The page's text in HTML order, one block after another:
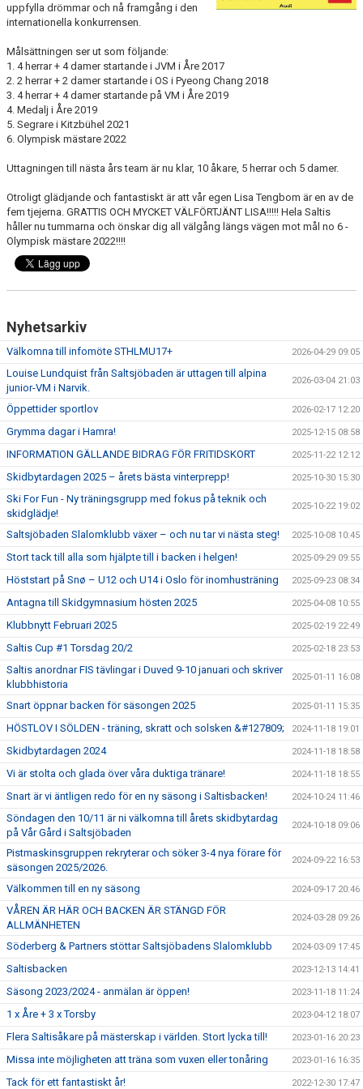
PARTNERSKAP
uppfylla drömmar och nå framgång i den
internationella konkurrensen.
Målsättningen ser ut som följande:
1. 4 herrar + 4 damer startande i JVM i Åre 2017
2. 2 herrar + 2 damer startande i OS i Pyeong Chang 2018
3. 4 herrar + 4 damer startande på VM i Åre 2019
4. Medalj i Åre 2019
5. Segrare i Kitzbühel 2021
6. Olympisk mästare 2022
Uttagningen till nästa års team är nu klar, 10 åkare, 5 herrar och 5 damer.
Otroligt glädjande och fantastiskt är att vår egen Lisa Tengbom är en av de
fem tjejerna. GRATTIS OCH MYCKET VÄLFÖRTJÄNT LISA!!!!! Hela Saltis
håller nu tummarna och önskar dig all välgång längs vägen mot mål no 6 -
Olympisk mästare 2022!!!!
Nyhetsarkiv
Välkomna till infomöte STHLMU17+ 2026-04-29 09:05
Louise Lundquist från Saltsjöbaden är uttagen till alpina
junior-VM i Narvik.
2026-03-04 21:03
Öppettider sportlov 2026-02-17 12:20
Grymma dagar i Hamra! 2025-12-15 08:58
INFORMATION GÄLLANDE BIDRAG FÖR FRITIDSKORT 2025-11-22 12:12
Skidbytardagen 2025 – årets bästa vinterprepp! 2025-10-30 15:30
Ski For Fun - Ny träningsgrupp med fokus på teknik och
skidglädje!
2025-10-22 19:02
Saltsjöbaden Slalomklubb växer – och nu tar vi nästa steg! 2025-10-08 10:45
Stort tack till alla som hjälpte till i backen i helgen! 2025-09-29 09:55
Höststart på Snø – U12 och U14 i Oslo för inomhusträning 2025-09-23 08:34
Antagna till Skidgymnasium hösten 2025 2025-04-08 10:55
Klubbnytt Februari 2025 2025-02-19 22:49
Saltis Cup #1 Torsdag 20/2 2025-02-18 23:53
Saltis anordnar FIS tävlingar i Duved 9-10 januari och skriver
klubbhistoria
2025-01-11 16:08
Snart öppnar backen för säsongen 2025 2025-01-11 15:35
HÖSTLOV I SÖLDEN - träning, skratt och solsken &#127809; 2024-11-18 19:01
Skidbytardagen 2024 2024-11-18 18:58
Vi är stolta och glada över våra duktiga tränare! 2024-11-18 18:55
Snart är vi äntligen redo för en ny säsong i Saltisbacken! 2024-10-24 11:46
Söndagen den 10/11 är ni välkomna till årets skidbytardag
på Vår Gård i Saltsjöbaden
2024-10-18 09:06
Pistmaskinsgruppen rekryterar och söker 3-4 nya förare för
säsongen 2025/2026.
2024-09-22 16:53
Välkommen till en ny säsong 2024-09-17 20:46
VÅREN ÄR HÄR OCH BACKEN ÄR STÄNGD FÖR
ALLMÄNHETEN
2024-03-28 09:26
Söderberg & Partners stöttar Saltsjöbadens Slalomklubb 2024-03-09 17:45
Saltisbacken 2023-12-13 14:41
Säsong 2023/2024 - anmälan är öppen! 2023-11-18 11:24
1 x Åre + 3 x Torsby 2023-04-12 18:07
Flera Saltisåkare på mästerskap i världen. Stort lycka till! 2023-01-16 20:23
Missa inte möjligheten att träna som vuxen eller tonåring 2023-01-16 16:35
Tack för ett fantastiskt år! 2022-12-30 17:47